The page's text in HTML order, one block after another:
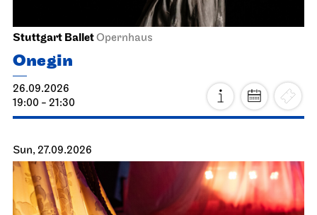
Stuttgart BalletOpernhaus
Onegin
26.09.2026
19:00 - 21:30
Sun, 27.09.2026